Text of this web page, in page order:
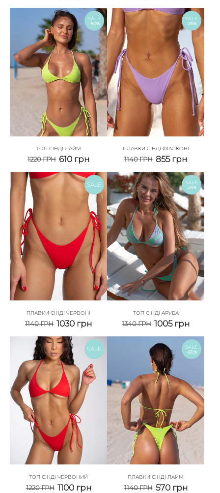
SALE
-50%
ТОП СІНДІ ЛАЙМ
1220ГРН 610 грн
SALE
-25%
ПЛАВКИ СІНДІ ФІАЛКОВІ
1140ГРН 855 грн
SALE
ПЛАВКИ СІНДІ ЧЕРВОНІ
1140ГРН 1030 грн
SALE
-25%
ТОП СІНДІ АРУБА
1340ГРН 1005 грн
SALE
ТОП СІНДІ ЧЕРВОНИЙ
1220ГРН 1100 грн
SALE
-50%
ПЛАВКИ СІНДІ ЛАЙМ
1140ГРН 570 грн